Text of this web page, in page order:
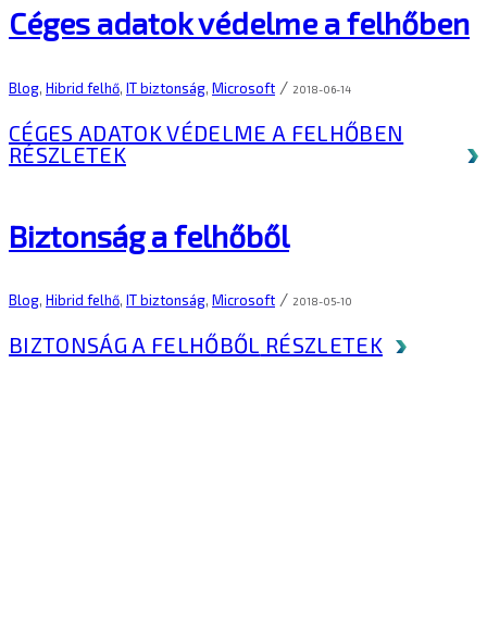
Céges adatok védelme a felhőben
Blog, Hibrid felhő, IT biztonság, Microsoft / 2018-06-14
CÉGES ADATOK VÉDELME A FELHŐBEN
RÉSZLETEK
Biztonság a felhőből
Blog, Hibrid felhő, IT biztonság, Microsoft / 2018-05-10
BIZTONSÁG A FELHŐBŐL RÉSZLETEK